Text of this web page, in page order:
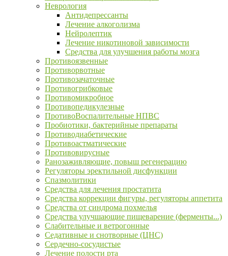
Неврология
Антидепрессанты
Лечение алкоголизма
Нейролептик
Лечение никотиновой зависимости
Средства для улучшения работы мозга
Противоязвенные
Противорвотные
Противозачаточные
Противогрибковые
Противомикробное
Противопедикулезные
ПротивоВоспалительные НПВС
Пробиотики, бактерийные препараты
Противодиабетические
Противоастматические
Противовирусные
Ранозаживляющие, повыш регенерацию
Регуляторы эректильной дисфункции
Спазмолитики
Средства для лечения простатита
Средства коррекции фигуры, регуляторы аппетита
Средства от синдрома похмелья
Средства улучшающие пищеварение (ферменты...)
Слабительные и ветрогонные
Седативные и снотворные (ЦНС)
Сердечно-сосудистые
Лечение полости рта